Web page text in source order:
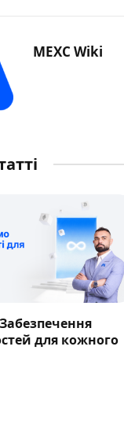
MEXC Wiki
для кожного